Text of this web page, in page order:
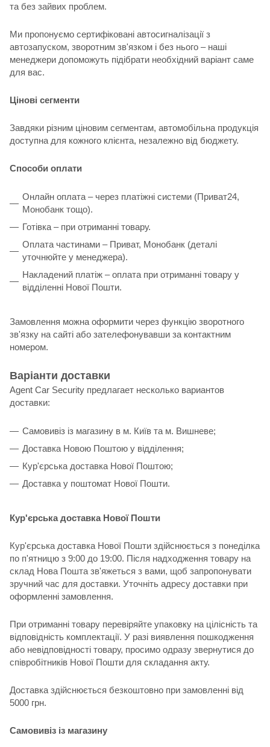
та без зайвих проблем.
Ми пропонуємо сертифіковані автосигналізації з
автозапуском, зворотним зв'язком і без нього – наші
менеджери допоможуть підібрати необхідний варіант саме
для вас.
Цінові сегменти
Завдяки різним ціновим сегментам, автомобільна продукція
доступна для кожного клієнта, незалежно від бюджету.
Способи оплати
Онлайн оплата – через платіжні системи (Приват24,
Монобанк тощо).
Готівка – при отриманні товару.
Оплата частинами – Приват, Монобанк (деталі
уточнюйте у менеджера).
Накладений платіж – оплата при отриманні товару у
відділенні Нової Пошти.
Замовлення можна оформити через функцію зворотного
зв'язку на сайті або зателефонувавши за контактним
номером.
Варіанти доставки
Agent Car Security предлагает несколько вариантов
доставки:
Самовивіз із магазину в м. Київ та м. Вишневе;
Доставка Новою Поштою у відділення;
Кур'єрська доставка Нової Поштою;
Доставка у поштомат Нової Пошти.
Кур'єрська доставка Нової Пошти
Кур'єрська доставка Нової Пошти здійснюється з понеділка
по п'ятницю з 9:00 до 19:00. Після надходження товару на
склад Нова Пошта зв'яжеться з вами, щоб запропонувати
зручний час для доставки. Уточніть адресу доставки при
оформленні замовлення.
При отриманні товару перевіряйте упаковку на цілісність та
відповідність комплектації. У разі виявлення пошкодження
або невідповідності товару, просимо одразу звернутися до
співробітників Нової Пошти для складання акту.
Доставка здійснюється безкоштовно при замовленні від
5000 грн.
Самовивіз із магазину